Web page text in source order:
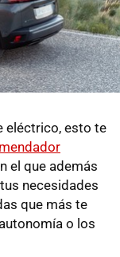
eléctrico, esto te
el que además
necesidades
que más te
o los